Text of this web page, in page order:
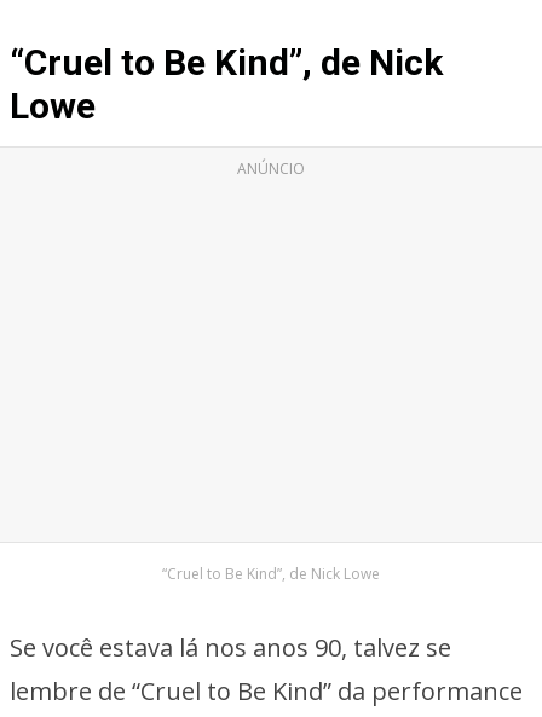
“Cruel to Be Kind”, de Nick
Lowe
ANÚNCIO
“Cruel to Be Kind”, de Nick Lowe
Se você estava lá nos anos 90, talvez se
lembre de “Cruel to Be Kind” da performance